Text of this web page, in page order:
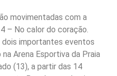
movimentadas com a
– No calor do coração.
dois importantes eventos
Arena Esportiva da Praia
(13), a partir das 14